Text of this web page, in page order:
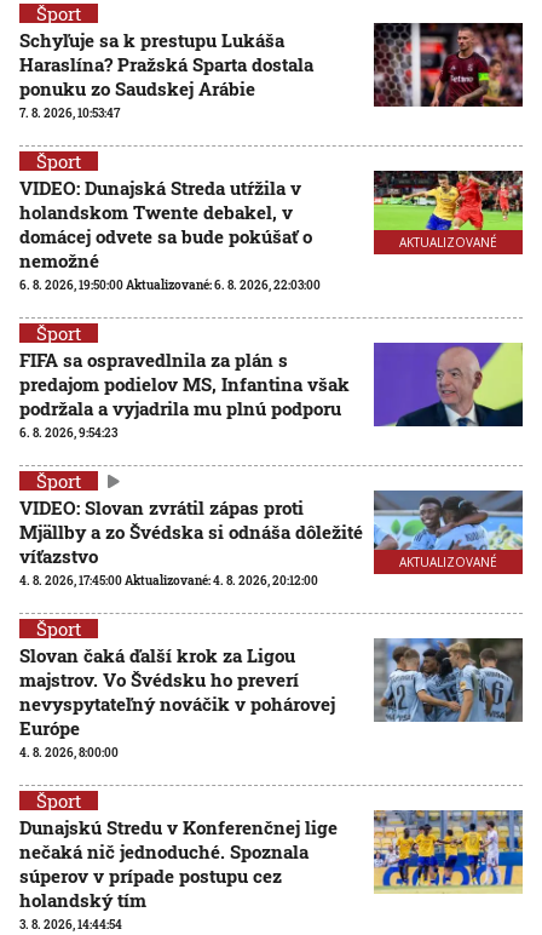
Šport
Schyľuje sa k prestupu Lukáša
Haraslína? Pražská Sparta dostala
ponuku zo Saudskej Arábie
7. 8. 2026, 10:53:47
AKTUALIZOVANÉ
Šport
VIDEO: Dunajská Streda utŕžila v
holandskom Twente debakel, v
domácej odvete sa bude pokúšať o
nemožné
6. 8. 2026, 19:50:00Aktualizované:6. 8. 2026, 22:03:00
Šport
FIFA sa ospravedlnila za plán s
predajom podielov MS, Infantina však
podržala a vyjadrila mu plnú podporu
6. 8. 2026, 9:54:23
AKTUALIZOVANÉ
Šport
VIDEO: Slovan zvrátil zápas proti
Mjällby a zo Švédska si odnáša dôležité
víťazstvo
4. 8. 2026, 17:45:00Aktualizované:4. 8. 2026, 20:12:00
Šport
Slovan čaká ďalší krok za Ligou
majstrov. Vo Švédsku ho preverí
nevyspytateľný nováčik v pohárovej
Európe
4. 8. 2026, 8:00:00
Šport
Dunajskú Stredu v Konferenčnej lige
nečaká nič jednoduché. Spoznala
súperov v prípade postupu cez
holandský tím
3. 8. 2026, 14:44:54